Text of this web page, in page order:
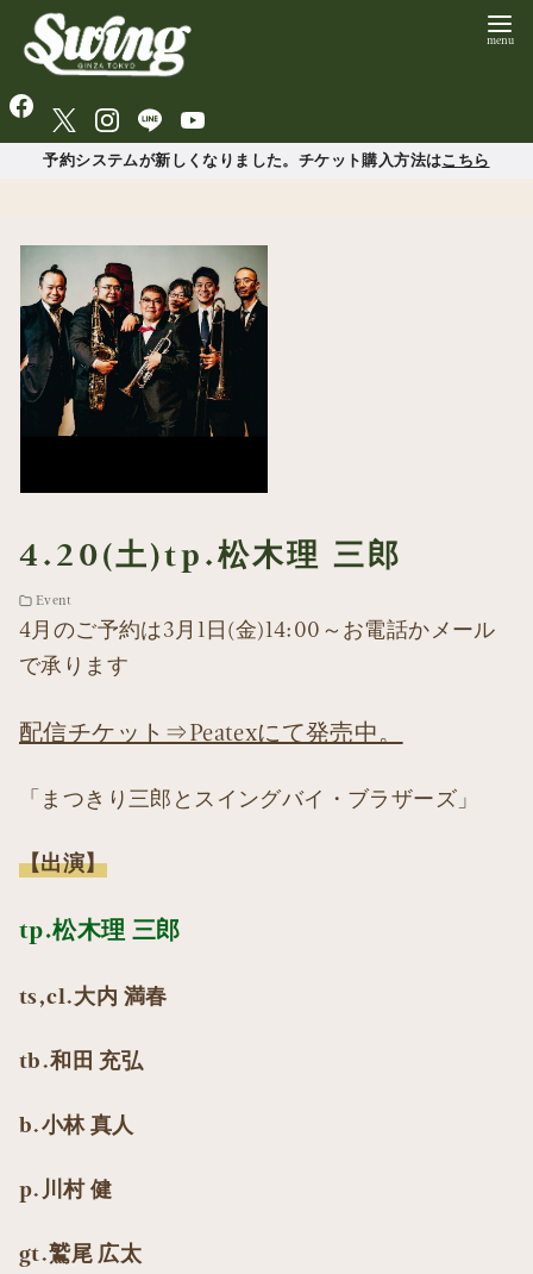
予約システムが新しくなりました。チケット購入方法はこちら
4.20(土)tp.松木理 三郎
Event
4月のご予約は3月1日(金)14:00～お電話かメール
で承ります
配信チケット⇒Peatexにて発売中。
「まつきり三郎とスイングバイ・ブラザーズ」
【出演】
tp.松木理 三郎
ts,cl.大内 満春
tb.和田 充弘
b.小林 真人
p.川村 健
gt.鷲尾 広太